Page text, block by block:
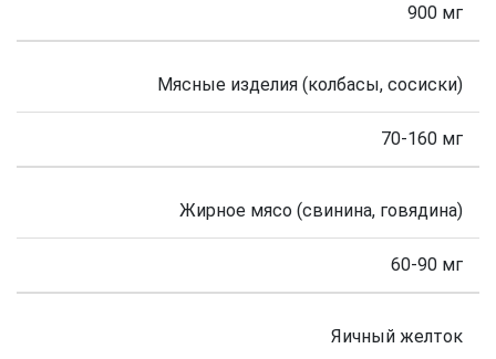
900 мг
Мясные изделия (колбасы, сосиски)
70-160 мг
Жирное мясо (свинина, говядина)
60-90 мг
Яичный желток